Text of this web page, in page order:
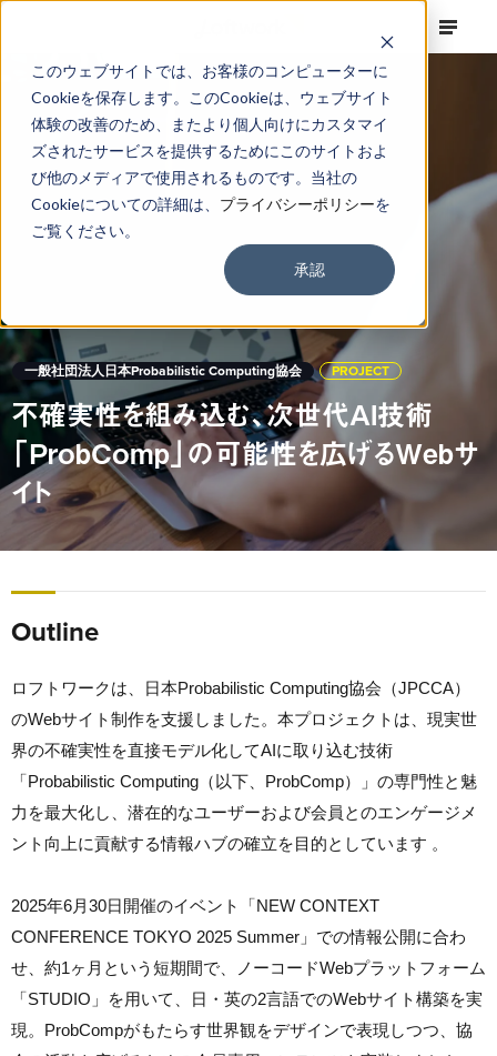
このウェブサイトでは、お客様のコンピューターに
Cookieを保存します。このCookieは、ウェブサイト
体験の改善のため、またより個人向けにカスタマイ
ズされたサービスを提供するためにこのサイトおよ
び他のメディアで使用されるものです。当社の
Cookieについての詳細は、 プライバシーポリシーを
ご覧ください。
承認
一般社団法人日本Probabilistic Computing協会 PROJECT
不確実性を組み込む、次世代AI技術
「ProbComp」の可能性を広げるWebサ
イト
Outline
ロフトワークは、日本Probabilistic Computing協会（JPCCA）
のWebサイト制作を支援しました。本プロジェクトは、現実世
界の不確実性を直接モデル化してAIに取り込む技術
「Probabilistic Computing（以下、ProbComp）」の専門性と魅
力を最大化し、潜在的なユーザーおよび会員とのエンゲージメ
ント向上に貢献する情報ハブの確立を目的としています 。
2025年6月30日開催のイベント「NEW CONTEXT
CONFERENCE TOKYO 2025 Summer」での情報公開に合わ
せ、約1ヶ月という短期間で、ノーコードWebプラットフォーム
「STUDIO」を用いて、日・英の2言語でのWebサイト構築を実
現。ProbCompがもたらす世界観をデザインで表現しつつ、協